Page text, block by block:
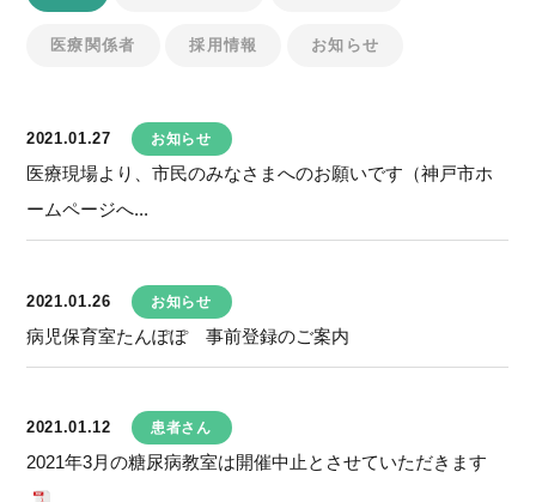
医療関係者 採用情報 お知らせ
2021.01.27 お知らせ
医療現場より、市民のみなさまへのお願いです（神戸市ホ
ームページへ...
2021.01.26 お知らせ
病児保育室たんぽぽ 事前登録のご案内
2021.01.12 患者さん
2021年3月の糖尿病教室は開催中止とさせていただきます